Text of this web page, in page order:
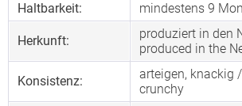
Haltbarkeit:
mindestens 9
Herkunft:
produziert in den
produced in the
Konsistenz:
arteigen, knackig
crunchy